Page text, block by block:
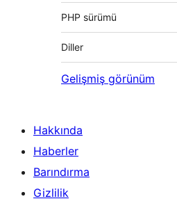
PHP sürümü
Diller
Gelişmiş görünüm
Hakkında
Haberler
Barındırma
Gizlilik